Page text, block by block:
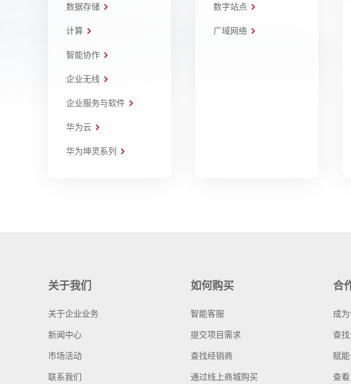
数据存储
计算
智能协作
企业无线
企业服务与软件
华为云
华为坤灵系列
数字站点
广域网络
关于我们
关于企业业务
新闻中心
市场活动
联系我们
如何购买
智能客服
提交项目需求
查找经销商
通过线上商城购买
合
成
查
赋
查